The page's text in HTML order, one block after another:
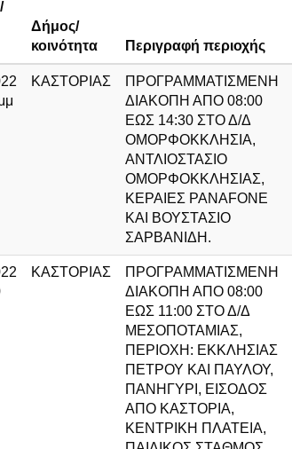
Δήμος/
κοινότητα
Περιγραφή περιοχής
ΚΑΣΤΟΡΙΑΣ
ΠΡΟΓΡΑΜΜΑΤΙΣΜΕΝΗ
ΔΙΑΚΟΠΗ ΑΠΟ 08:00
ΕΩΣ 14:30 ΣΤΟ Δ/Δ
ΟΜΟΡΦΟΚΚΛΗΣΙΑ,
ΑΝΤΛΙΟΣΤΑΣΙΟ
ΟΜΟΡΦΟΚΚΛΗΣΙΑΣ,
ΚΕΡΑΙΕΣ PANAFONE
ΚΑΙ ΒΟΥΣΤΑΣΙΟ
ΣΑΡΒΑΝΙΔΗ.
ΚΑΣΤΟΡΙΑΣ
ΠΡΟΓΡΑΜΜΑΤΙΣΜΕΝΗ
ΔΙΑΚΟΠΗ ΑΠΟ 08:00
ΕΩΣ 11:00 ΣΤΟ Δ/Δ
ΜΕΣΟΠΟΤΑΜΙΑΣ,
ΠΕΡΙΟΧΗ: ΕΚΚΛΗΣΙΑΣ
ΠΕΤΡΟΥ ΚΑΙ ΠΑΥΛΟΥ,
ΠΑΝΗΓΥΡΙ, ΕΙΣΟΔΟΣ
ΑΠΟ ΚΑΣΤΟΡΙΑ,
ΚΕΝΤΡΙΚΗ ΠΛΑΤΕΙΑ,